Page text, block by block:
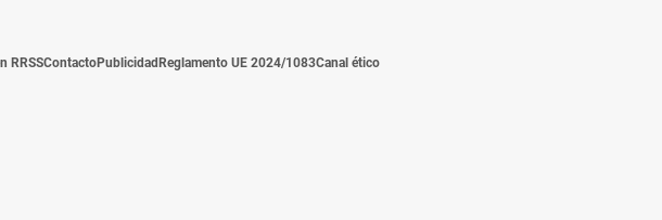
RRSSContactoPublicidadReglamento UE 2024/1083Canal ético